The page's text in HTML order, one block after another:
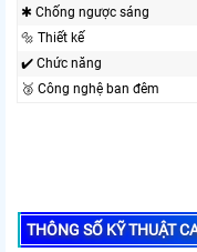
✱ Chống ngược sáng
🔩 Thiết kế
✔️ Chức năng
🥉 Công nghệ ban đêm
THÔNG SỐ KỸ THUẬT